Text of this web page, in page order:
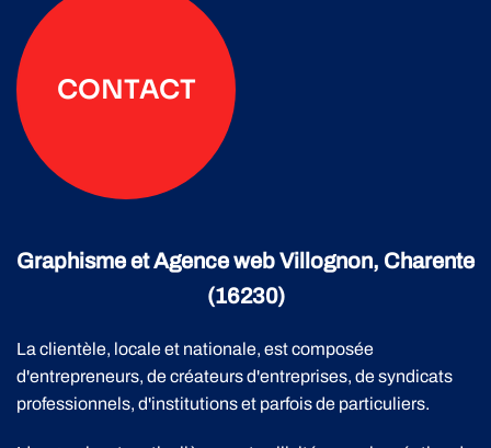
CONTACT
Graphisme et Agence web Villognon, Charente
(16230)
La clientèle, locale et nationale, est composée
d'entrepreneurs, de créateurs d'entreprises, de syndicats
professionnels, d'institutions et parfois de particuliers.